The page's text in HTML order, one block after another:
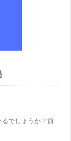
でしょうか？前